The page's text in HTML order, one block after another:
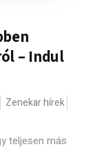
– Indul
Zenekar hírek
teljesen más